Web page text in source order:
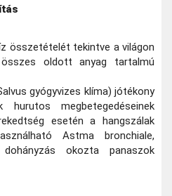
összetételét tekintve a világon
oldott anyag tartalmú
gyógyvizes klíma) jótékony
megbetegedéseinek
esetén a hangszálak
Astma bronchiale,
okozta panaszok